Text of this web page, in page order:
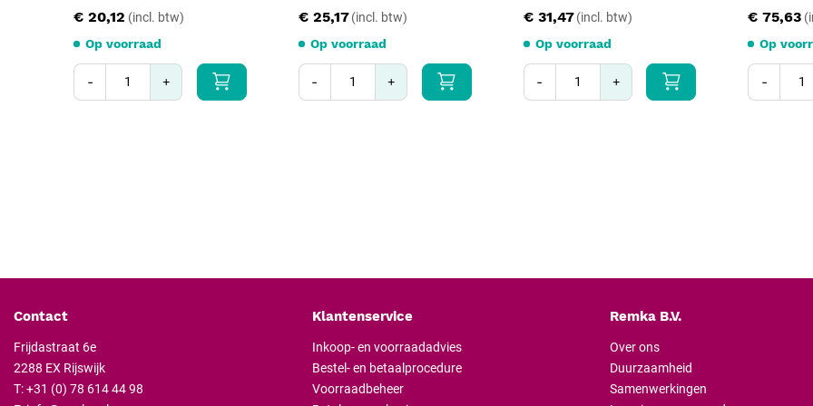
Maximale
Opslag en
Bewaar de rollen in een droge,
€ 20,12
Op voorraad
- +
€ 25,17
Op voorraad
- +
€ 31,47
Op voorraad
- +
€ 75,63
Op
-
Contact
Frijdastraat 6e
2288 EX Rijswijk
T:+31 (0) 78 614 44 98
Klantenservice
Inkoop- en voorraadadvies
Bestel- en betaalprocedure
Voorraadbeheer
Remka B.V.
Over ons
Duurzaamheid
Samenwerkingen